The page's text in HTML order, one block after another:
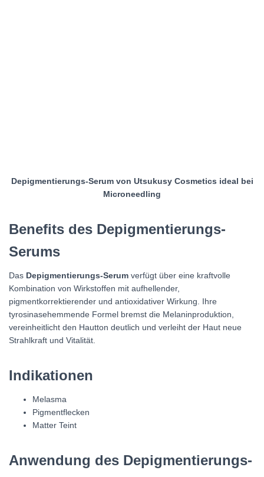
Depigmentierungs-Serum von Utsukusy Cosmetics ideal bei
Microneedling
Benefits des Depigmentierungs-
Serums
Das Depigmentierungs-Serum verfügt über eine kraftvolle
Kombination von Wirkstoffen mit aufhellender,
pigmentkorrektierender und antioxidativer Wirkung. Ihre
tyrosinasehemmende Formel bremst die Melaninproduktion,
vereinheitlicht den Hautton deutlich und verleiht der Haut neue
Strahlkraft und Vitalität.
Indikationen
Melasma
Pigmentflecken
Matter Teint
Anwendung des Depigmentierungs-